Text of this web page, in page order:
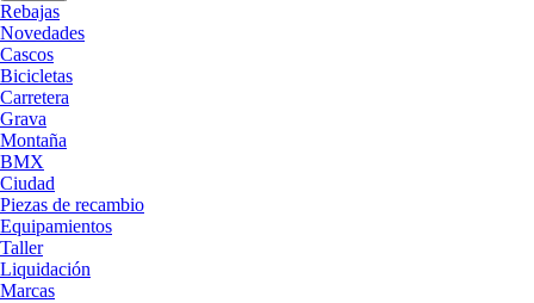
Rebajas
Novedades
Cascos
Bicicletas
Carretera
Grava
Montaña
BMX
Ciudad
Piezas de recambio
Equipamientos
Taller
Liquidación
Marcas